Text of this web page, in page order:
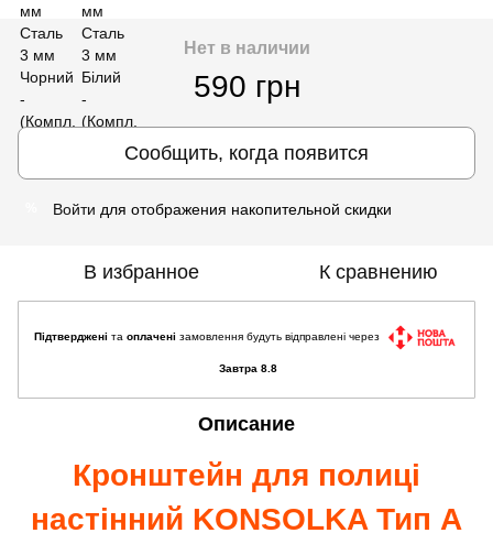
Нет в наличии
590 грн
Сообщить, когда появится
Войти для отображения накопительной скидки
В избранное К сравнению
Підтверджені та оплачені замовлення будуть відправлені через
Завтра 8.8
Описание
Кронштейн для полиці
настінний KONSOLKA Тип A